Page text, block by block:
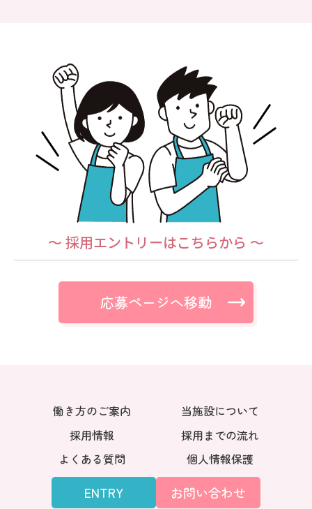
～ 採用エントリーはこちらから ～
応募ページへ移動
働き方のご案内
当施設について
採用情報
採用までの流れ
よくある質問
個人情報保護
ENTRY お問い合わせ